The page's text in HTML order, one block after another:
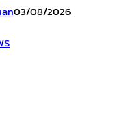
03/08/2026